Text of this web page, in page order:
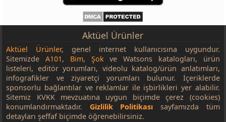
Aktüel Ürünler
Aktüel Ürünler, genel internet kullanıcısına uygundur.
SitemizdeA101, Bim, Şokve Watsons katalogları, ürün
listeleri, editör yorumları, videolu katalog/ürün anlatımları,
infografikler ve ziyaretçi yorumları bulunur. İçeriklerde
sponsorlu bağlantılar ve reklamlar ile işbirlikleri yer alabilir.
Sitemiz KVKK mevzuatına uygun biçimde çerez (cookies)
konumlandırmaktadır. Gizlilik Politikası sayfamızda tüm
detayları şeffaf biçimde öğrenebilirsiniz.